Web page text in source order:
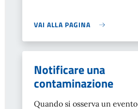
VAI ALLA PAGINA
Notificare una
contaminazione
Quando si osserva un evento